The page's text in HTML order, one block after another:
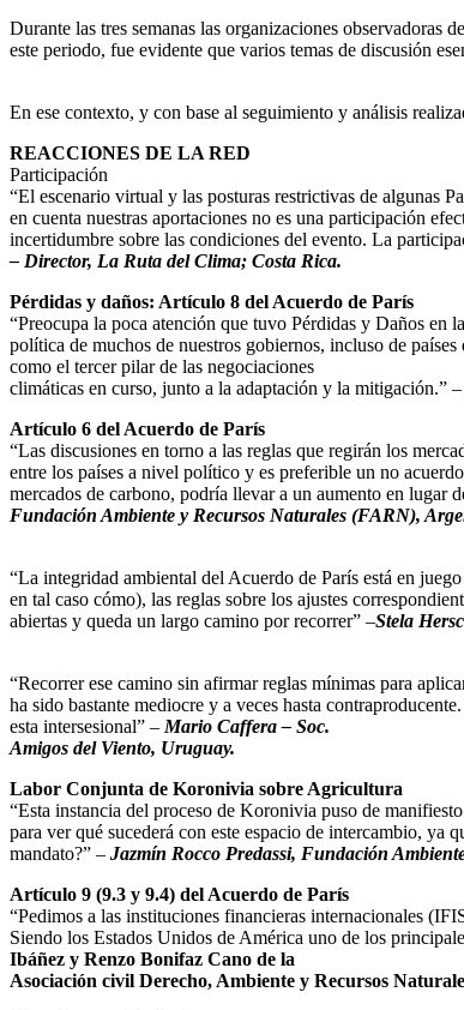
Durante las tres semanas las organizaciones observadoras
este periodo, fue evidente que varios temas de discusión
En ese contexto, y con base al seguimiento y análisis
REACCIONES DE LA RED
Participación
“El escenario virtual y las posturas restrictivas de algunas
en cuenta nuestras aportaciones no es una participación
incertidumbre sobre las condiciones del evento. La
– Director, La Ruta del Clima; Costa Rica.
Pérdidas y daños: Artículo 8 del Acuerdo de París
“Preocupa la poca atención que tuvo Pérdidas y Daños en
política de muchos de nuestros gobiernos, incluso de
como el tercer pilar de las negociaciones
climáticas en curso, junto a la adaptación y la mitigación.”
Artículo 6 del Acuerdo de París
“Las discusiones en torno a las reglas que regirán los
entre los países a nivel político y es preferible un no
mercados de carbono, podría llevar a un aumento en lugar
Fundación Ambiente y Recursos Naturales (FARN),
“La integridad ambiental del Acuerdo de París está en
en tal caso cómo), las reglas sobre los ajustes
abiertas y queda un largo camino por recorrer” –Stela
“Recorrer ese camino sin afirmar reglas mínimas para
ha sido bastante mediocre y a veces hasta
esta intersesional” –Mario Caffera – Soc.
Amigos del Viento, Uruguay.
Labor Conjunta de Koronivia sobre Agricultura
“Esta instancia del proceso de Koronivia puso de
para ver qué sucederá con este espacio de intercambio,
mandato?” – Jazmín Rocco Predassi, Fundación
Artículo 9 (9.3 y 9.4) del Acuerdo de París
“Pedimos a las instituciones financieras internacionales
Siendo los Estados Unidos de América uno de los
Ibáñez y Renzo Bonifaz Cano de la
Asociación civil Derecho, Ambiente y Recursos